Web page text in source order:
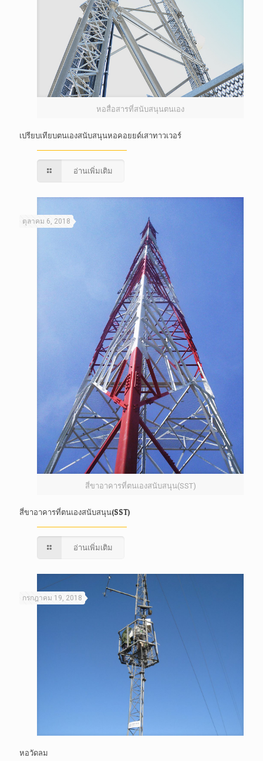
หอสื่อสารที่สนับสนุนตนเอง
เปรียบเทียบตนเองสนับสนุนหอคอยยด์เสาทาวเวอร์
อ่านเพิ่มเติม
สี่ขาอาคารที่ตนเองสนับสนุน(SST)
ตุลาคม 6, 2018
สี่ขาอาคารที่ตนเองสนับสนุน(SST)
อ่านเพิ่มเติม
กรกฎาคม 19, 2018
หอวัดลม